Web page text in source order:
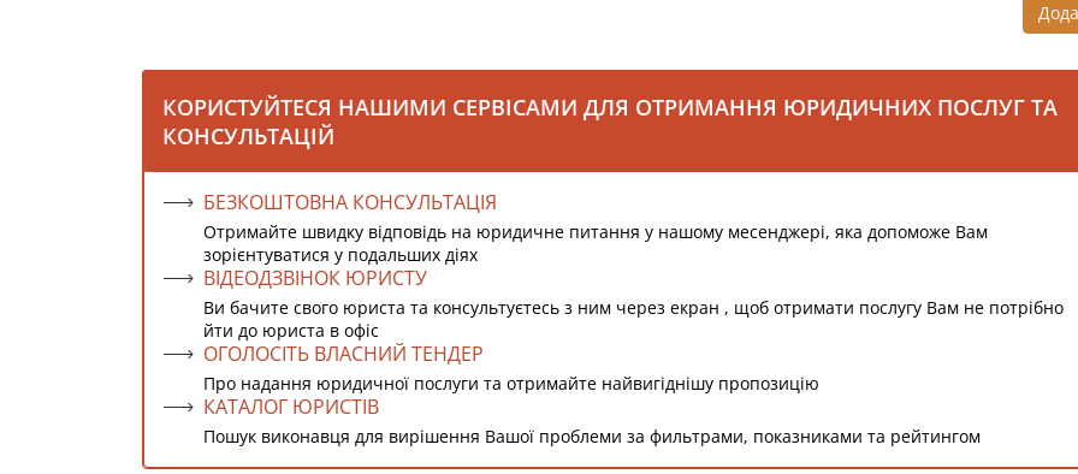
КОРИСТУЙТЕСЯ НАШИМИ СЕРВІСАМИ ДЛЯ ОТРИМАННЯ ЮРИДИЧНИХ ПОСЛУГ ТА
КОНСУЛЬТАЦІЙ
БЕЗКОШТОВНА КОНСУЛЬТАЦІЯ
Отримайте швидку відповідь на юридичне питання у нашому месенджері, яка допоможе Вам
зорієнтуватися у подальших діях
ВІДЕОДЗВІНОК ЮРИСТУ
Ви бачите свого юриста та консультуєтесь з ним через екран , щоб отримати послугу Вам не потрібно
йти до юриста в офіс
ОГОЛОСІТЬ ВЛАСНИЙ ТЕНДЕР
Про надання юридичної послуги та отримайте найвигіднішу пропозицію
КАТАЛОГ ЮРИСТІВ
Пошук виконавця для вирішення Вашої проблеми за фильтрами, показниками та рейтингом